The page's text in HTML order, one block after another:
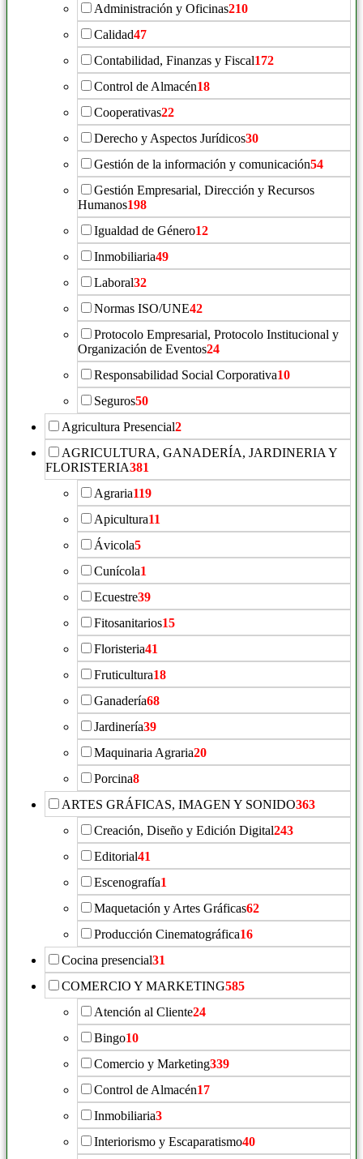
Administración y Oficinas210
Calidad47
Contabilidad, Finanzas y Fiscal172
Control de Almacén18
Cooperativas22
Derecho y Aspectos Jurídicos30
Gestión de la información y comunicación54
Gestión Empresarial, Dirección y Recursos
Humanos198
Igualdad de Género12
Inmobiliaria49
Laboral32
Normas ISO/UNE42
Protocolo Empresarial, Protocolo Institucional y
Organización de Eventos24
Responsabilidad Social Corporativa10
Seguros50
Agricultura Presencial2
AGRICULTURA, GANADERÍA, JARDINERIA Y
FLORISTERIA381
Agraria119
Apicultura11
Ávicola5
Cunícola1
Ecuestre39
Fitosanitarios15
Floristeria41
Fruticultura18
Ganadería68
Jardinería39
Maquinaria Agraria20
Porcina8
ARTES GRÁFICAS, IMAGEN Y SONIDO363
Creación, Diseño y Edición Digital243
Editorial41
Escenografía1
Maquetación y Artes Gráficas62
Producción Cinematográfica16
Cocina presencial31
COMERCIO Y MARKETING585
Atención al Cliente24
Bingo10
Comercio y Marketing339
Control de Almacén17
Inmobiliaria3
Interiorismo y Escaparatismo40